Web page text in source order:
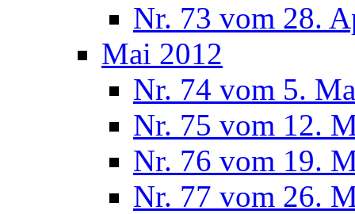
Nr. 73 vom 28.
Mai 2012
Nr. 74 vom 5.
Nr. 75 vom 12.
Nr. 76 vom 19.
Nr. 77 vom 26.